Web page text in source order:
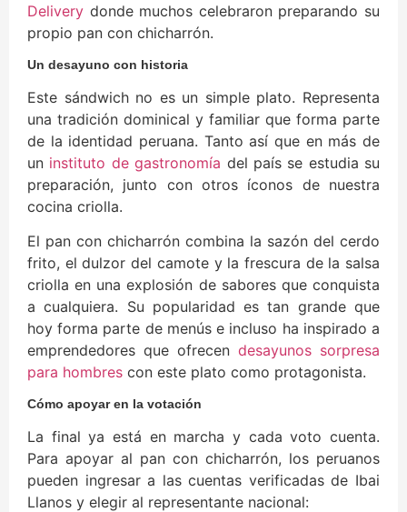
Delivery donde muchos celebraron preparando su
propio pan con chicharrón.
Un desayuno con historia
Este sándwich no es un simple plato. Representa
una tradición dominical y familiar que forma parte
de la identidad peruana. Tanto así que en más de
un instituto de gastronomía del país se estudia su
preparación, junto con otros íconos de nuestra
cocina criolla.
El pan con chicharrón combina la sazón del cerdo
frito, el dulzor del camote y la frescura de la salsa
criolla en una explosión de sabores que conquista
a cualquiera. Su popularidad es tan grande que
hoy forma parte de menús e incluso ha inspirado a
emprendedores que ofrecen desayunos sorpresa
para hombres con este plato como protagonista.
Cómo apoyar en la votación
La final ya está en marcha y cada voto cuenta.
Para apoyar al pan con chicharrón, los peruanos
pueden ingresar a las cuentas verificadas de Ibai
Llanos y elegir al representante nacional: